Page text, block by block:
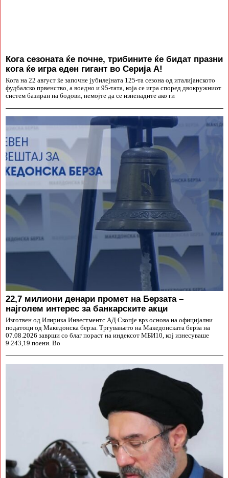
Кога сезоната ќе почне, трибините ќе бидат празни
кога ќе игра еден гигант во Серија А!
Кога на 22 август ќе започне јубилејната 125-та сезона од италијанското
фудбалско првенство, а воедно и 95-тата, која се игра според двокружниот
систем базиран на бодови, немојте да се изненадите ако ги
22,7 милиони денари промет на Берзата –
најголем интерес за банкарските акци
Изготвен од Илирика Инвестментс АД Скопје врз основа на официјални
податоци од Македонска берза. Тргувањето на Македонската берза на
07.08.2026 заврши со благ пораст на индексот МБИ10, кој изнесуваше
9.243,19 поени. Во